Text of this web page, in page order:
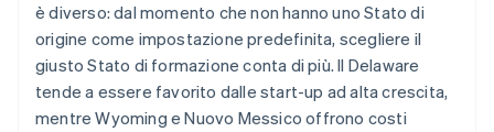
è diverso: dal momento che non hanno uno Stato di
origine come impostazione predefinita, scegliere il
giusto Stato di formazione conta di più. Il Delaware
tende a essere favorito dalle start-up ad alta crescita,
mentre Wyoming e Nuovo Messico offrono costi